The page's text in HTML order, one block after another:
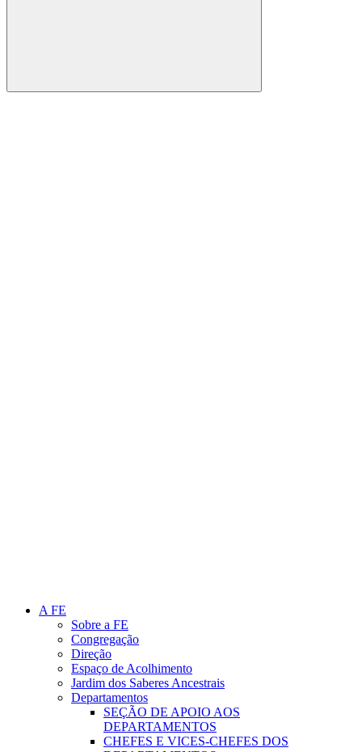
Buscar
A FE
Sobre a FE
Congregação
Direção
Espaço de Acolhimento
Jardim dos Saberes Ancestrais
Departamentos
SEÇÃO DE APOIO AOS
DEPARTAMENTOS
CHEFES E VICES-CHEFES DOS